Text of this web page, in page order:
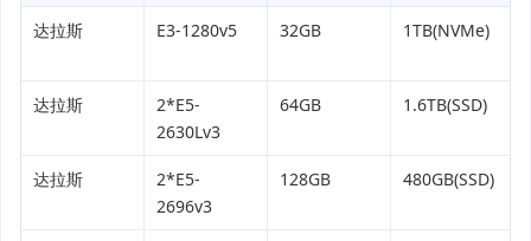
达拉斯 E3-1280v5 32GB 1TB(NVMe)
达拉斯
2*E5-
2630Lv3
64GB 1.6TB(SSD)
达拉斯
2*E5-
2696v3
128GB 480GB(SSD)